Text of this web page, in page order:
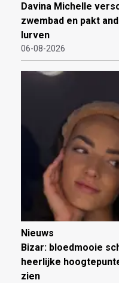
Davina Michelle
zwembad en pakt
lurven
06-08-2026
Nieuws
Bizar: bloedmooie
heerlijke
zien